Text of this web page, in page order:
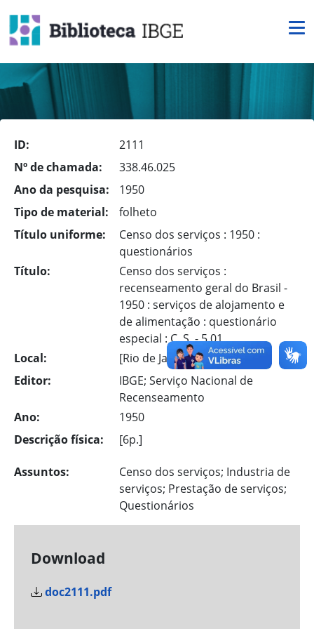
ID:
2111
Nº de chamada:
338.46.025
Ano da pesquisa:
1950
Tipo de material:
folheto
Título uniforme:
Censo dos serviços : 1950 :
questionários
Título:
Censo dos serviços :
recenseamento geral do Brasil -
1950 : serviços de alojamento e
de alimentação : questionário
especial : C. S. - 5.01
Local:
[Rio de Janeiro]
Editor:
IBGE; Serviço Nacional de
Recenseamento
Ano:
1950
Descrição física:
[6p.]
Assuntos:
Censo dos serviços; Industria de
serviços; Prestação de serviços;
Questionários
Download
doc2111.pdf